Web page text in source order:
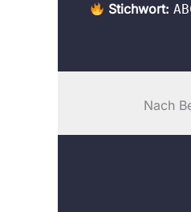
Stichwort:
Nach